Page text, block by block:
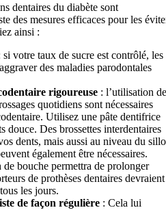
dentaires du diabète sont
des mesures efficaces pour les
ainsi :
si votre taux de sucre est contrôlé, les
des maladies parodontales
rigoureuse : l’utilisation
quotidiens sont nécessaires
Utilisez une pâte dentifrice
douce. Des brossettes interdentaires
dents, mais aussi au niveau du
également être nécessaires.
bouche permettra de prolonger
de prothèses dentaires devraient
les jours.
de façon régulière : Cela lui